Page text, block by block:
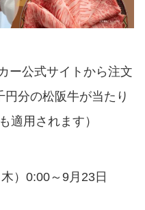
ー公式サイトから注文
分の松阪牛が当たり
適用されます）
）0:00～9月23日